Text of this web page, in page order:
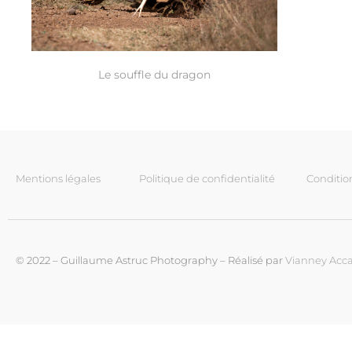
Le souffle du dragon
Mentions légales Politique de confidentialité
© 2022 – Guillaume Astruc Photography – Réalisé parVianney